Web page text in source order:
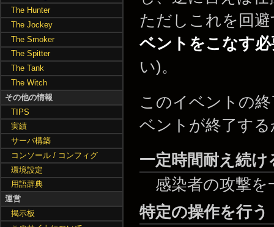
ただしこれを回
ベントをこなす
い)。
このイベントの
ベントが終了す
一定時間耐え続け
感染者の攻撃
特定の操作を行う
The Hunter
The Jockey
The Smoker
The Spitter
The Tank
The Witch
その他の情報
TIPS
実績
サーバ構築
コンソール / コンフィグ
環境設定
用語辞典
運営
掲示板